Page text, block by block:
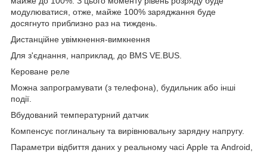
модулюватися, отже, майже 100% заряджання буде
досягнуто приблизно раз на тиждень.
Дистанційне увімкнення-вимкнення
Для з'єднання, наприклад, до BMS VE.BUS.
Кероване реле
Можна запрограмувати (з телефона), будильник або інші
події.
Вбудований температурний датчик
Компенсує поглинальну та вирівнювальну зарядну напругу.
Параметри відбиття даних у реальному часі Apple та Android,